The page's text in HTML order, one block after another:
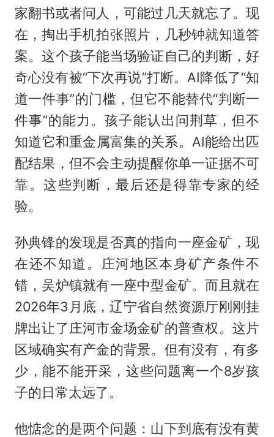
家翻书或者问人，可能过几天就忘了。现
在，掏出手机拍张照片，几秒钟就知道答
案。这个孩子能当场验证自己的判断，好
奇心没有被“下次再说”打断。AI降低了“知
道一件事”的门槛，但它不能替代“判断一
件事”的能力。孩子能认出问荆草，但不
知道它和重金属富集的关系。AI能给出匹
配结果，但不会主动提醒你单一证据不可
靠。这些判断，最后还是得靠专家的经
验。
孙典锋的发现是否真的指向一座金矿，现
在还不知道。庄河地区本身矿产条件不
错，吴炉镇就有一座中型金矿。而且就在
2026年3月底，辽宁省自然资源厅刚刚挂
牌出让了庄河市金场金矿的普查权。这片
区域确实有产金的背景。但有没有，有多
少，能不能开采，这些问题离一个8岁孩
子的日常太远了。
他惦念的是两个问题：山下到底有没有黄